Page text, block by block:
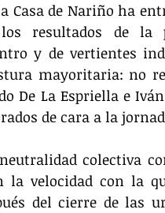
Casa de Nariño ha
resultados de la
y de vertientes
mayoritaria: no
De La Espriella e
de cara a la
colectiva
la velocidad con la
del cierre de las